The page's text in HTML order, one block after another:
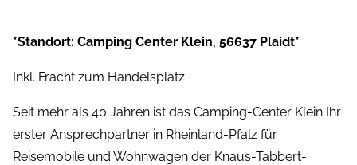
*Standort: Camping Center Klein, 56637 Plaidt*
Inkl. Fracht zum Handelsplatz
Seit mehr als 40 Jahren ist das Camping-Center Klein Ihr
erster Ansprechpartner in Rheinland-Pfalz für
Reisemobile und Wohnwagen der Knaus-Tabbert-